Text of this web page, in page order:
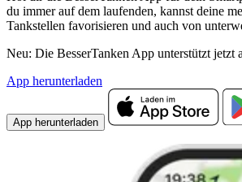
du immer auf dem laufenden, kannst deine
Tankstellen favorisieren und auch von
Neu: Die BesserTanken App unterstützt jetzt
App herunterladen
App herunterladen